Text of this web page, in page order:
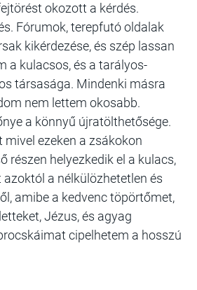
okozott a kérdés.
Fórumok, terepfutó oldalak
kikérdezése, és szép lassan
a kulacsos, és a tarályos-
társasága. Mindenki másra
nem lettem okosabb.
a könnyű újratölthetősége.
ezeken a zsákokon
részen helyezkedik el a kulacs,
azoktól a nélkülözhetetlen és
amibe a kedvenc töpörtőmet,
Jézus, és agyag
cipelhetem a hosszú